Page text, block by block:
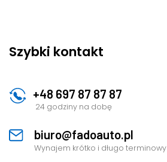
Szybki kontakt
+48 697 87 87 87
24 godziny na dobę
biuro@fadoauto.pl
Wynajem krótko i długo terminowy